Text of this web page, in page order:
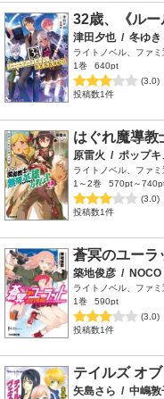
32歳、《ル
津田夕也 / 冬ゆき
ライトノベル、ファ
1巻
640pt
(3.0)
投稿数1件
はぐれ魔導教
原雷火 / ポップキ
ライトノベル、ファ
1～2巻
570pt～
(3.0)
投稿数1件
蒼冥のユーラ
築地俊彦 / NOCO
ライトノベル、ファ
1巻
590pt
(3.0)
投稿数1件
テイルズ オ
矢島さら / 中嶋敦